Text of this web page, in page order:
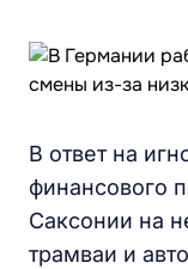
В ответ на
финансового
Саксонии на
трамваи и